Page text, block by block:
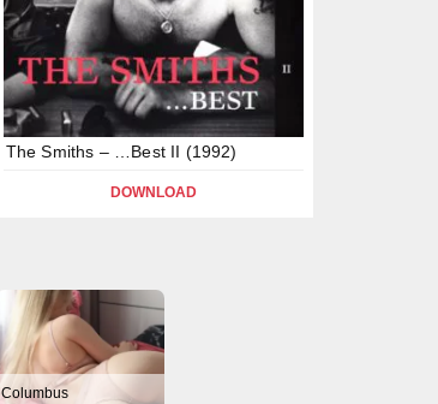
The Smiths – …Best II (1992)
DOWNLOAD
Columbus